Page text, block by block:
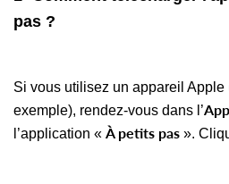
pas ?
Si vous utilisez un appareil Apple
exemple), rendez-vous dans l’
l’application « À petits pas ».